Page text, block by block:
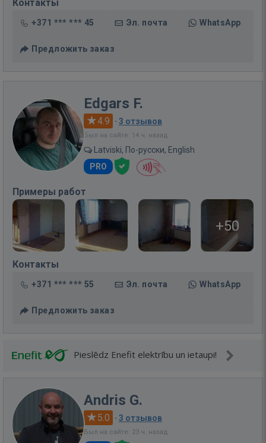
Контакты
+371 *** *** 45 Эл. почта WhatsApp
Предложить заказ
Edgars F.
4.9 · 3 отзывов
Был на сайте: 14 ч. назад
Latviski, По-русски, English
PRO
Примеры работ
+50
Контакты
+371 *** *** 55 Эл. почта WhatsApp
Предложить заказ
Pieslēdz Enefit elektrību un ietaupi!
Andris G.
5.0 · 3 отзывов
Был на сайте: 23 ч. назад